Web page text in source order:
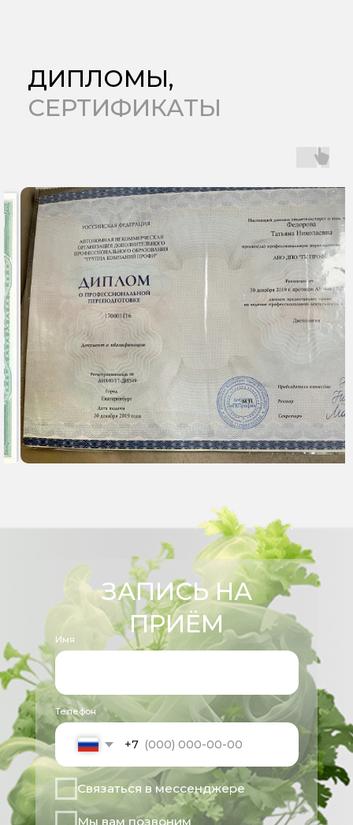
проведены тесты. По итогу врач
проконсультировала её по
результатам, всё объяснила и
общения и отношения Татьяна
Николаевна расположила к себе
пациента, супруга чувствовала себя
комфортно. Насколько знаю, визит
состоялся без задержек, внимания
и времени было уделено вполне
достаточно, врач никуда не
торопилась и не отвлекалась. При
необходимости могли бы
посоветовать такого специалиста
другим людям.
ДИПЛОМЫ,
СЕРТИФИКАТЫ